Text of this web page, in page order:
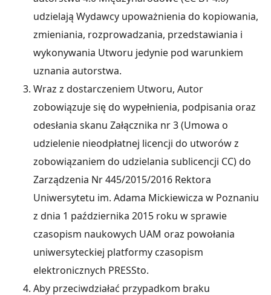
udzielają Wydawcy upoważnienia do kopiowania,
zmieniania, rozprowadzania, przedstawiania i
wykonywania Utworu jedynie pod warunkiem
uznania autorstwa.
Wraz z dostarczeniem Utworu, Autor
zobowiązuje się do wypełnienia, podpisania oraz
odesłania skanu Załącznika nr 3 (Umowa o
udzielenie nieodpłatnej licencji do utworów z
zobowiązaniem do udzielania sublicencji CC) do
Zarządzenia Nr 445/2015/2016 Rektora
Uniwersytetu im. Adama Mickiewicza w Poznaniu
z dnia 1 października 2015 roku w sprawie
czasopism naukowych UAM oraz powołania
uniwersyteckiej platformy czasopism
elektronicznych PRESSto.
Aby przeciwdziałać przypadkom braku